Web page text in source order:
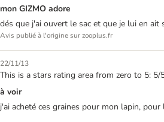
mon GIZMO adore
dés que j'ai ouvert le sac et que je lui en
Avis publié à l'origine sur zooplus.fr
22/11/13
This is a stars rating area from zero to 5: 5/
à voir
j'ai acheté ces graines pour mon lapin,